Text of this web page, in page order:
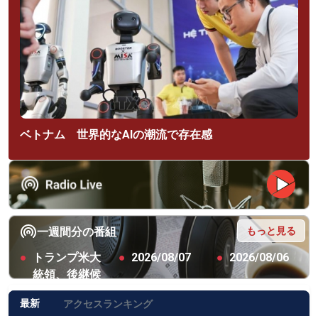
ベトナム 世界的なAIの潮流で存在感
一週間分の番組 もっと見る
●
トランプ米大
統領、後継候
補を語るのは
時期尚早
● 2026/08/07 ● 2026/08/06
最新 アクセスランキング